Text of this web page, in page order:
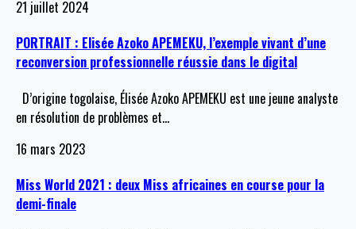
21 juillet 2024
PORTRAIT : Elisée Azoko APEMEKU, l’exemple vivant d’une
reconversion professionnelle réussie dans le digital
D’origine togolaise, Élisée Azoko APEMEKU est une jeune analyste
en résolution de problèmes et…
16 mars 2023
Miss World 2021 : deux Miss africaines en course pour la
demi-finale